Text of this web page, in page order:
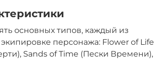
основных типов, каждый из
персонажа: Flower of Life
Sands of Time (Пески Времени),